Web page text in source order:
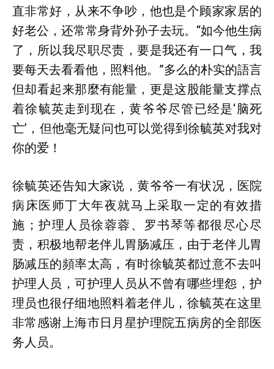
直非常好，从来不争吵，他也是个顾家家居的
好老公，还常常身背外孙子去玩。“如今他生病
了，所以我尽职尽责，要是我还有一口气，我
要每天去看看他，照料他。”多么的朴实的語言
但却看起来那麼有能量，更是这股能量支撑点
着徐毓英走到现在，黄爷爷尽管已经是‘脑死
亡’，但他毫无疑问也可以觉得到徐毓英对我对
你的爱！
徐毓英还告知大家说，黄爷爷一有状况，医院
病床医师丁大年夜就马上采取一定的有效措
施；护理人员徐蓉蓉、罗书琴等都很尽心尽
责，积极地帮老伴儿胃肠减压，由于老伴儿胃
肠减压的頻率太高，有时徐毓英都过意不去叫
护理人员，可护理人员从不曾有哪些埋怨，护
理员也很仔细地照料着老伴儿，徐毓英在这里
非常感谢上海市日月星护理院五病房的全部医
务人员。